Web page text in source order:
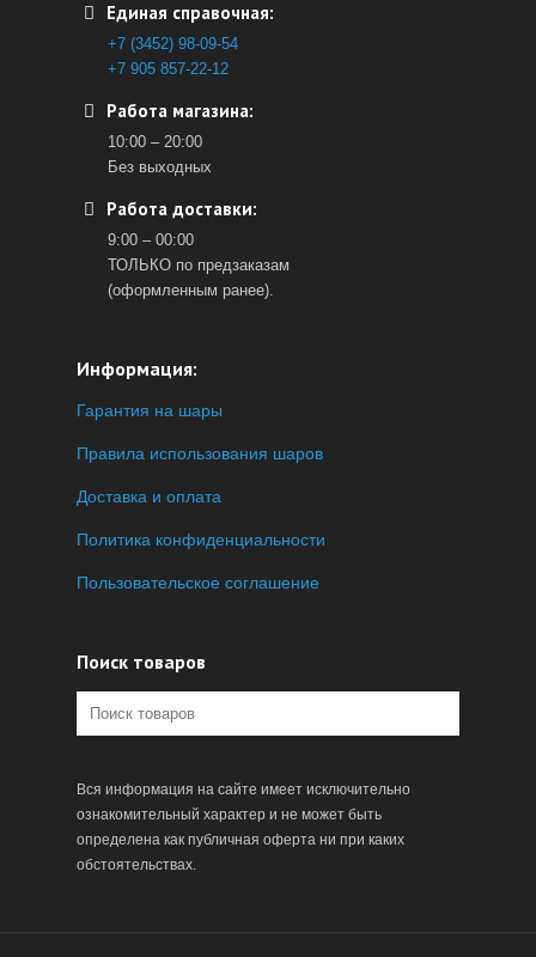
Единая справочная:
+7 (3452) 98-09-54
+7 905 857-22-12
Работа магазина:
10:00 – 20:00
Без выходных
Работа доставки:
9:00 – 00:00
ТОЛЬКО по предзаказам
(оформленным ранее).
Информация:
Гарантия на шары
Правила использования шаров
Доставка и оплата
Политика конфиденциальности
Пользовательское соглашение
Поиск товаров
Вся информация на сайте имеет исключительно
ознакомительный характер и не может быть
определена как публичная оферта ни при каких
обстоятельствах.